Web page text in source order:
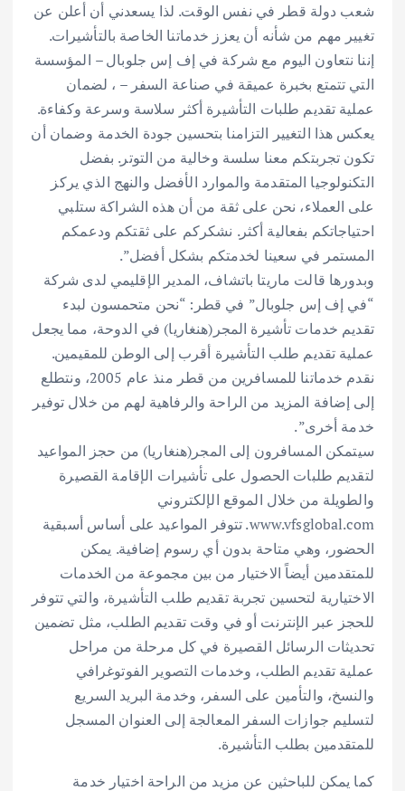
شعب دولة قطر في نفس الوقت. لذا يسعدني أن أعلن عن
تغيير مهم من شأنه أن يعزز خدماتنا الخاصة بالتأشيرات.
إننا نتعاون اليوم مع شركة في إف إس جلوبال – المؤسسة
التي تتمتع بخبرة عميقة في صناعة السفر – ، لضمان
عملية تقديم طلبات التأشيرة أكثر سلاسة وسرعة وكفاءة.
يعكس هذا التغيير التزامنا بتحسين جودة الخدمة وضمان أن
تكون تجربتكم معنا سلسة وخالية من التوتر. بفضل
التكنولوجيا المتقدمة والموارد الأفضل والنهج الذي يركز
على العملاء، نحن على ثقة من أن هذه الشراكة ستلبي
احتياجاتكم بفعالية أكثر. نشكركم على ثقتكم ودعمكم
المستمر في سعينا لخدمتكم بشكل أفضل”.
وبدورها قالت ماريتا باتشاف، المدير الإقليمي لدى شركة
“في إف إس جلوبال” في قطر: “نحن متحمسون لبدء
تقديم خدمات تأشيرة المجر(هنغاريا) في الدوحة، مما يجعل
عملية تقديم طلب التأشيرة أقرب إلى الوطن للمقيمين.
نقدم خدماتنا للمسافرين من قطر منذ عام 2005، ونتطلع
إلى إضافة المزيد من الراحة والرفاهية لهم من خلال توفير
خدمة أخرى”.
سيتمكن المسافرون إلى المجر(هنغاريا) من حجز المواعيد
لتقديم طلبات الحصول على تأشيرات الإقامة القصيرة
والطويلة من خلال الموقع الإلكتروني
www.vfsglobal.com. تتوفر المواعيد على أساس أسبقية
الحضور، وهي متاحة بدون أي رسوم إضافية. يمكن
للمتقدمين أيضاً الاختيار من بين مجموعة من الخدمات
الاختيارية لتحسين تجربة تقديم طلب التأشيرة، والتي تتوفر
للحجز عبر الإنترنت أو في وقت تقديم الطلب، مثل تضمين
تحديثات الرسائل القصيرة في كل مرحلة من مراحل
عملية تقديم الطلب، وخدمات التصوير الفوتوغرافي
والنسخ، والتأمين على السفر، وخدمة البريد السريع
لتسليم جوازات السفر المعالجة إلى العنوان المسجل
للمتقدمين بطلب التأشيرة.
كما يمكن للباحثين عن مزيد من الراحة اختيار خدمة